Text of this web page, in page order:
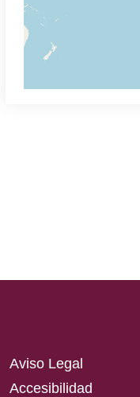
Aviso Legal
Accesibilidad